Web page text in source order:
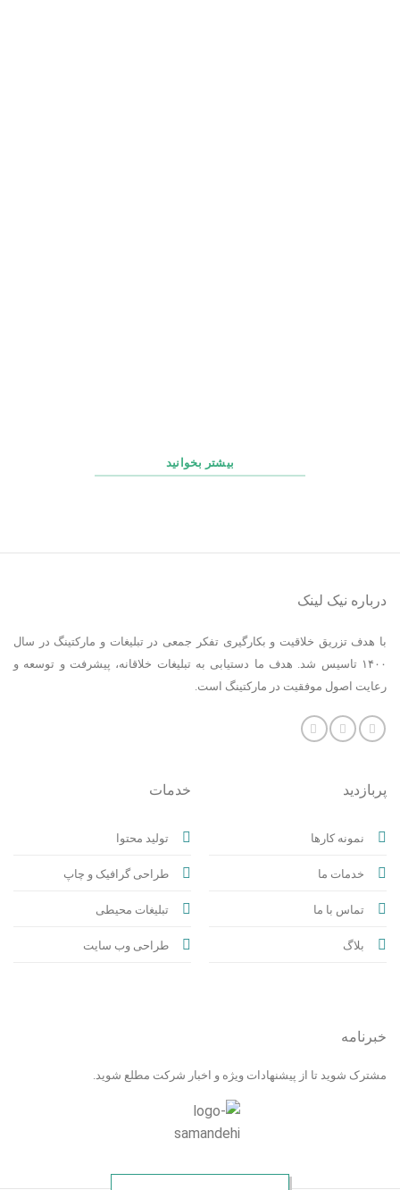
بیشتر بخوانید
درباره نیک لینک
با هدف تزریق خلاقیت و بکارگیری تفکر جمعی در تبلیغات و مارکتینگ در سال
۱۴۰۰ تاسیس شد. هدف ما دستیابی به تبلیغات خلاقانه، پیشرفت و توسعه و
رعایت اصول موفقیت در مارکتینگ است.
پربازدید
نمونه کارها
خدمات ما
تماس با ما
بلاگ
خدمات
تولید محتوا
طراحی گرافیک و چاپ
تبلیغات محیطی
طراحی وب سایت
خبرنامه
مشترک شوید تا از پیشنهادات ویژه و اخبار شرکت مطلع شوید.